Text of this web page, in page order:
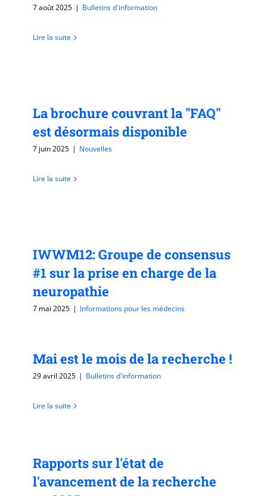
7 août 2025 | Bulletins d'information
Lire la suite
La brochure couvrant la "FAQ"
est désormais disponible
7 juin 2025 | Nouvelles
Lire la suite
IWWM12: Groupe de consensus
#1 sur la prise en charge de la
neuropathie
7 mai 2025 | Informations pour les médecins
Mai est le mois de la recherche !
29 avril 2025 | Bulletins d'information
Lire la suite
Rapports sur l'état de
l'avancement de la recherche